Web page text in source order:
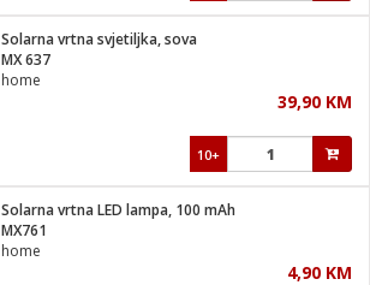
Solarna vrtna svjetiljka, sova
MX 637
home
39,90 KM
10+
Solarna vrtna LED lampa, 100 mAh
MX761
home
4,90 KM